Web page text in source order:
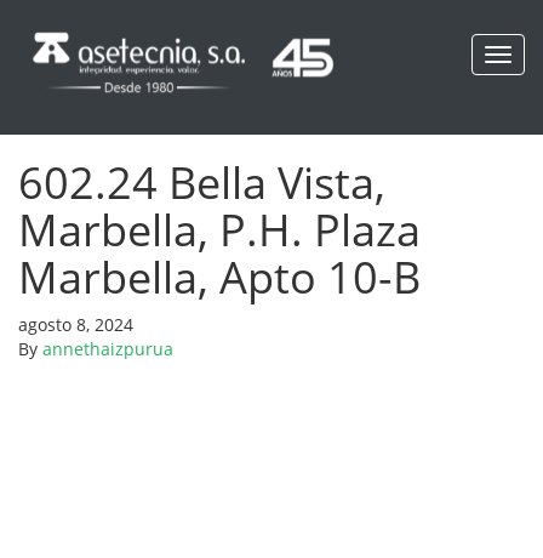
602.24 Bella Vista,
Marbella, P.H. Plaza
Marbella, Apto 10-B
agosto 8, 2024
By annethaizpurua